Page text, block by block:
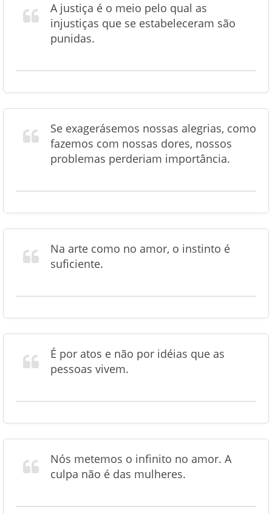
A justiça é o meio pelo qual as
injustiças que se estabeleceram são
punidas.
Se exagerásemos nossas alegrias, como
fazemos com nossas dores, nossos
problemas perderiam importância.
Na arte como no amor, o instinto é
suficiente.
É por atos e não por idéias que as
pessoas vivem.
Nós metemos o infinito no amor. A
culpa não é das mulheres.